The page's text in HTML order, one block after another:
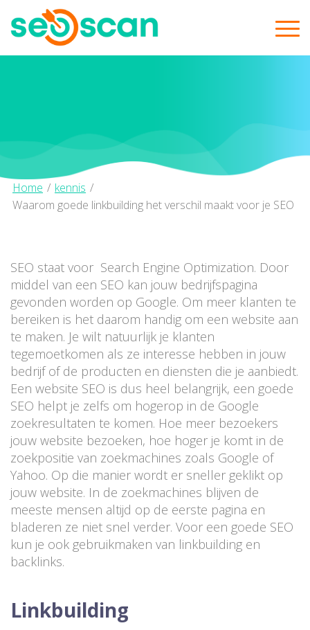
Home / kennis /
Waarom goede linkbuilding het verschil maakt voor je SEO
SEO staat voor Search Engine Optimization. Door
middel van een SEO kan jouw bedrijfspagina
gevonden worden op Google. Om meer klanten te
bereiken is het daarom handig om een website aan
te maken. Je wilt natuurlijk je klanten
tegemoetkomen als ze interesse hebben in jouw
bedrijf of de producten en diensten die je aanbiedt.
Een website SEO is dus heel belangrijk, een goede
SEO helpt je zelfs om hogerop in de Google
zoekresultaten te komen. Hoe meer bezoekers
jouw website bezoeken, hoe hoger je komt in de
zoekpositie van zoekmachines zoals Google of
Yahoo. Op die manier wordt er sneller geklikt op
jouw website. In de zoekmachines blijven de
meeste mensen altijd op de eerste pagina en
bladeren ze niet snel verder. Voor een goede SEO
kun je ook gebruikmaken van linkbuilding en
backlinks.
Linkbuilding